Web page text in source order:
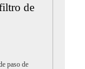
de
paso de